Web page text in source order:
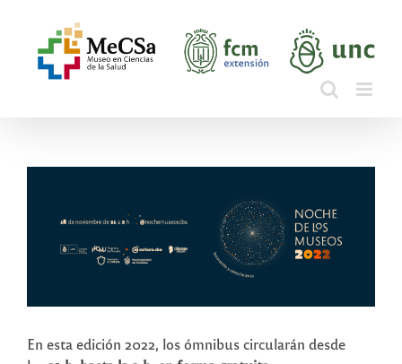
contenido
En esta edición 2022, los ómnibus circularán desde